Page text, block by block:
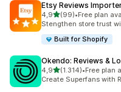
Etsy Reviews
4,95 yıldız üzerinden
(99)
toplam 99•Free plan
Stengthen store trust
Built for Shopify
Okendo: Reviews &
4,95 yıldız üzerinden
(1.314)
toplam 1314•Free plan
Create Superfans with